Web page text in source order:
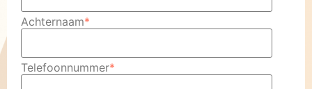
Achternaam*
Telefoonnummer*